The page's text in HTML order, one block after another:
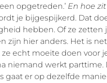
opgetreden.’ En hoe
je bijgespijkerd. Dat
hebben. Of ze zetten
zijn hier anders. Het is
echt moeite doen voor
niemand werkt parttime.
gaat er op dezelfde